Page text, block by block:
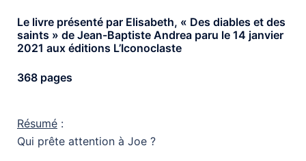
Le livre présenté par Elisabeth, « Des diables et des
saints » de Jean-Baptiste Andrea paru le 14 janvier
2021 aux éditions L’Iconoclaste
368 pages
Résumé :
Qui prête attention à Joe ?